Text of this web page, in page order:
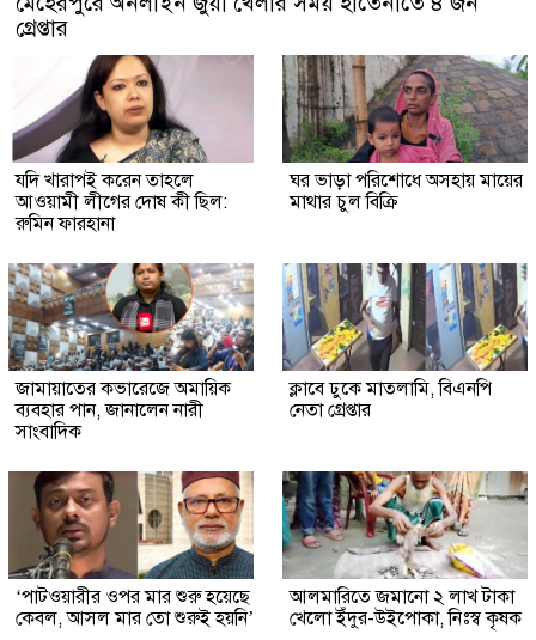
গ্রেপ্তার
যদি খারাপই করেন তাহলে
আওয়ামী লীগের দোষ কী ছিল:
রুমিন ফারহানা
ঘর ভাড়া পরিশোধে অসহায় মায়ের
মাথার চুল বিক্রি
জামায়াতের কভারেজে অমায়িক
ব্যবহার পান, জানালেন নারী
সাংবাদিক
ক্লাবে ঢুকে মাতলামি, বিএনপি
নেতা গ্রেপ্তার
‘পাটওয়ারীর ওপর মার শুরু হয়েছে
কেবল, আসল মার তো শুরুই হয়নি’
আলমারিতে জমানো ২ লাখ টাকা
খেলো ইঁদুর-উইপোকা, নিঃস্ব কৃষক